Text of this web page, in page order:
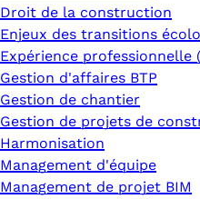
Droit de la construction
Enjeux des transitions
Expérience professionnelle
Gestion d'affaires BTP
Gestion de chantier
Gestion de projets de
Harmonisation
Management d'équipe
Management de projet BIM